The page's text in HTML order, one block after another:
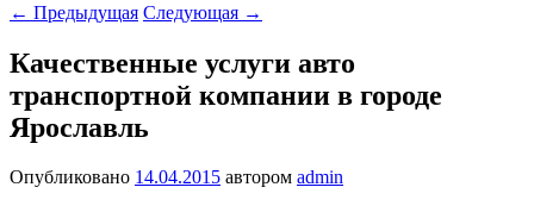
← Предыдущая Следующая →
Качественные услуги авто
транспортной компании в городе
Ярославль
Опубликовано 14.04.2015 автором admin